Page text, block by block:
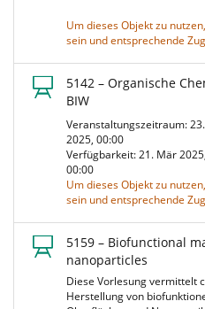
Um dieses Objekt zu
sein und entsprechende
5142 – Organische
BIW
Veranstaltungszeitraum:
2025, 00:00
Verfügbarkeit: 21. Mär
00:00
Um dieses Objekt zu
sein und entsprechende
5159 – Biofunctional
nanoparticles
Diese Vorlesung vermittelt
Herstellung von